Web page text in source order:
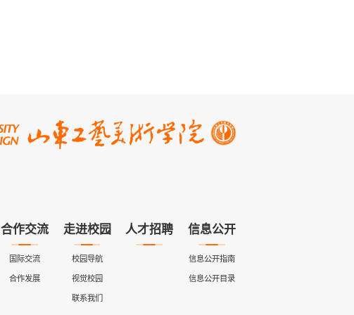
合作交流
国际交流
合作发展
走进校园
校园导航
视觉校园
联系我们
人才招聘 信息公开
信息公开指南
信息公开目录